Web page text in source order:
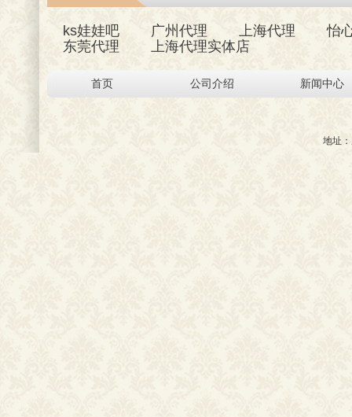
ks娃娃吧 广州代理 上海代理
怡
东莞代理
上海代理实体店
首页 公司介绍 新闻中心
地址